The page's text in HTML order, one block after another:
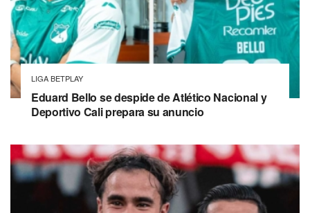
LIGA BETPLAY
Eduard Bello se despide de Atlético Nacional y
Deportivo Cali prepara su anuncio